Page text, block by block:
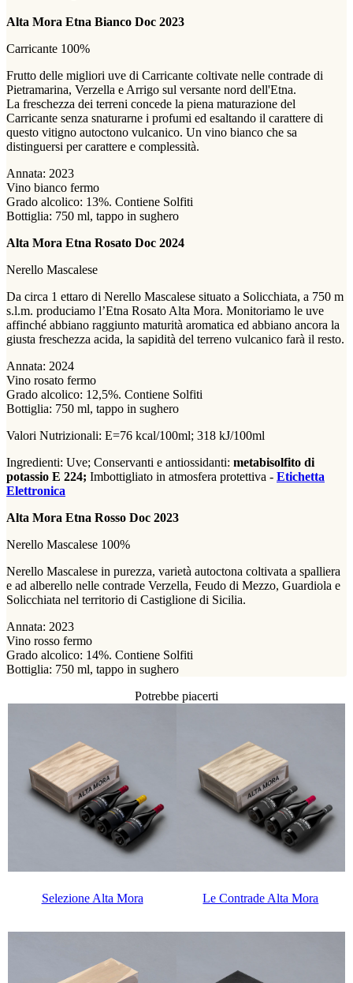
Alta Mora Etna Bianco Doc 2023
Carricante 100%
Frutto delle migliori uve di Carricante coltivate nelle contrade di
Pietramarina, Verzella e Arrigo sul versante nord dell'Etna.
La freschezza dei terreni concede la piena maturazione del
Carricante senza snaturarne i profumi ed esaltando il carattere di
questo vitigno autoctono vulcanico. Un vino bianco che sa
distinguersi per carattere e complessità.
Annata: 2023
Vino bianco fermo
Grado alcolico: 13%. Contiene Solfiti
Bottiglia: 750 ml, tappo in sughero
Alta Mora Etna Rosato Doc 2024
Nerello Mascalese
Da circa 1 ettaro di Nerello Mascalese situato a Solicchiata, a 750 m
s.l.m. produciamo l’Etna Rosato Alta Mora. Monitoriamo le uve
affinché abbiano raggiunto maturità aromatica ed abbiano ancora la
giusta freschezza acida, la sapidità del terreno vulcanico farà il resto.
Annata: 2024
Vino rosato fermo
Grado alcolico: 12,5%. Contiene Solfiti
Bottiglia: 750 ml, tappo in sughero
Valori Nutrizionali: E=76 kcal/100ml; 318 kJ/100ml
Ingredienti: Uve; Conservanti e antiossidanti: metabisolfito di
potassio E 224; Imbottigliato in atmosfera protettiva - Etichetta
Elettronica
Alta Mora Etna Rosso Doc 2023
Nerello Mascalese 100%
Nerello Mascalese in purezza, varietà autoctona coltivata a spalliera
e ad alberello nelle contrade Verzella, Feudo di Mezzo, Guardiola e
Solicchiata nel territorio di Castiglione di Sicilia.
Annata: 2023
Vino rosso fermo
Grado alcolico: 14%. Contiene Solfiti
Bottiglia: 750 ml, tappo in sughero
Potrebbe piacerti
Selezione Alta Mora Le Contrade Alta Mora